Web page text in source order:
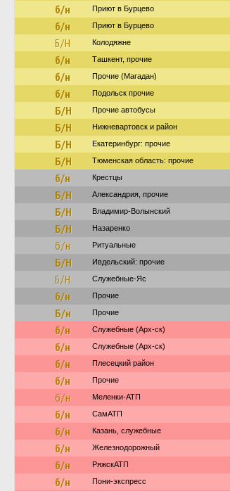
б/н Приют в Бурцево
б/н Приют в Бурцево
Б/Н Колодяжне
б/н Ташкент, прочие
б/н Прочие (Магадан)
б/н Подольск прочие
Б/Н Прочие автобусы
Б/Н Нижневартовск и район
Б/Н Екатеринбург: прочие
Б/Н Тюменская область: прочие
б/н Крестцы
Б/Н Александрия, прочие
Б/Н Владимир-Волынский
Б/Н Назаренко
б/н Ритуальные
Б/Н Ивдельский: прочие
Б/Н Служебные-Яс
б/н Прочие
Б/н Прочие
б/н Служебные (Арх-ск)
б/н Служебные (Арх-ск)
б/н Плесецкий район
б/н Прочие
б/н Меленки-АТП
б/н СамАТП
б/н Казань, служебные
б/н Железнодорожный
б/н РяжскАТП
б/н Пони-экспресс